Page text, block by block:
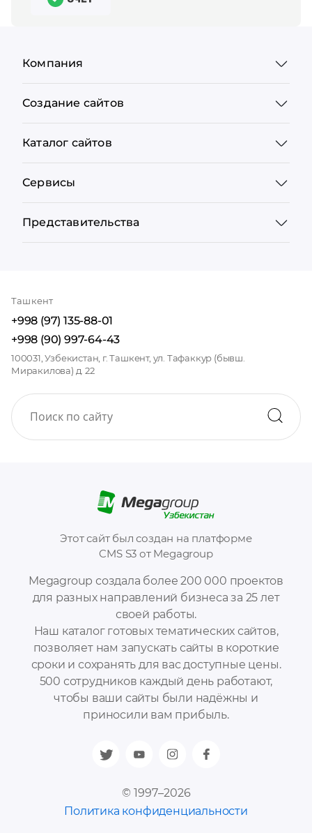
Megagroup создала более 200 000 проектов
для разных направлений бизнеса за 25 лет
своей работы.
Наш каталог готовых тематических сайтов,
позволяет нам запускать сайты в короткие
сроки и сохранять для вас доступные цены.
500 сотрудников каждый день работают,
чтобы ваши сайты были надёжны и
приносили вам прибыль.
© 1997–2026
Политика конфиденциальности
Этот сайт был создан на платформе
CMS S3 от Megagroup
Компания
Создание сайтов
Каталог сайтов
Сервисы
Представительства
Ташкент
+998 (97) 135-88-01
+998 (90) 997-64-43
100031, Узбекистан, г. Ташкент, ул. Тафаккур (бывш.
Миракилова) д. 22